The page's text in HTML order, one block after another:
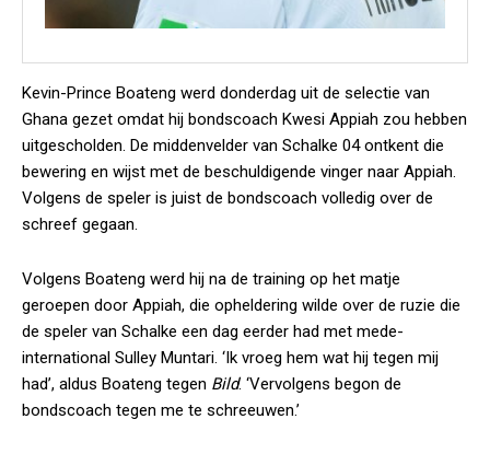
Kevin-Prince Boateng werd donderdag uit de selectie van
Ghana gezet omdat hij bondscoach Kwesi Appiah zou hebben
uitgescholden. De middenvelder van Schalke 04 ontkent die
bewering en wijst met de beschuldigende vinger naar Appiah.
Volgens de speler is juist de bondscoach volledig over de
schreef gegaan.
Volgens Boateng werd hij na de training op het matje
geroepen door Appiah, die opheldering wilde over de ruzie die
de speler van Schalke een dag eerder had met mede-
international Sulley Muntari. ‘Ik vroeg hem wat hij tegen mij
had’, aldus Boateng tegen Bild. ‘Vervolgens begon de
bondscoach tegen me te schreeuwen.’